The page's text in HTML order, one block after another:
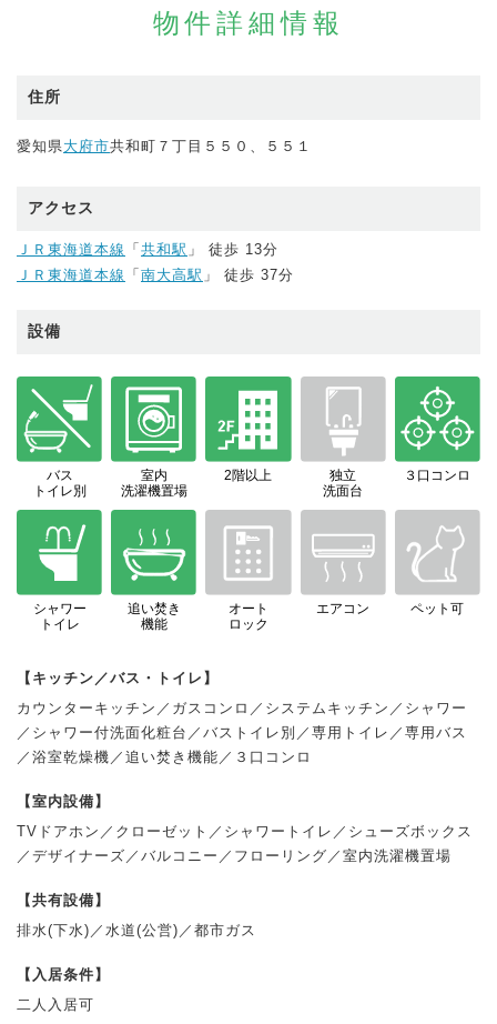
物件詳細情報
住所
愛知県大府市共和町７丁目５５０、５５１
アクセス
ＪＲ東海道本線 「 共和駅 」 徒歩 13分
ＪＲ東海道本線 「 南大高駅 」 徒歩 37分
設備
バス
トイレ別
室内
洗濯機置場
2階以上
独立
洗面台
３口コンロ
シャワー
トイレ
追い焚き
機能
オート
ロック
エアコン ペット可
【キッチン／バス・トイレ】
カウンターキッチン／ガスコンロ／システムキッチン／シャワー
／シャワー付洗面化粧台／バストイレ別／専用トイレ／専用バス
／浴室乾燥機／追い焚き機能／３口コンロ
【室内設備】
TVドアホン／クローゼット／シャワートイレ／シューズボックス
／デザイナーズ／バルコニー／フローリング／室内洗濯機置場
【共有設備】
排水(下水)／水道(公営)／都市ガス
【入居条件】
二人入居可